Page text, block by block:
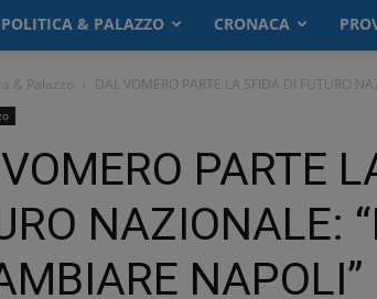
POLITICA & PALAZZO CRONACA
& Palazzo DAL VOMERO PARTE LA SFIDA DI FUTURO
PARTE
NAZIONALE:
NAPOLI”